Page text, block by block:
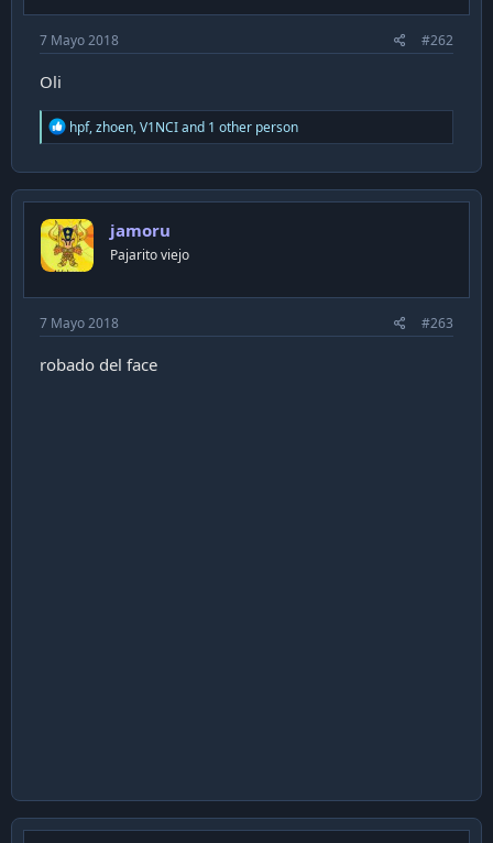
7 Mayo 2018 #262
Oli
R
e
c
t
o
n
s
hpf,zhoen,V1NCIand 1 other person
jamoru
Pajarito viejo
7 Mayo 2018 #263
robado del face